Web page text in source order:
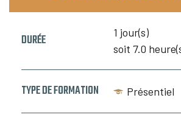
DURÉE
1 jour(s)
soit 7.0
TYPE DE FORMATION Présentiel